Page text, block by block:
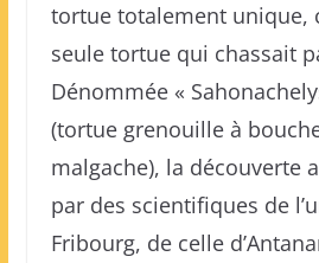
tortue totalement unique,
seule tortue qui chassait
Dénommée «
(tortue grenouille à
malgache), la découverte
par des scientifiques de
Fribourg, de celle